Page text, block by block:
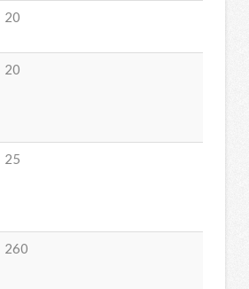
20
20
25
260